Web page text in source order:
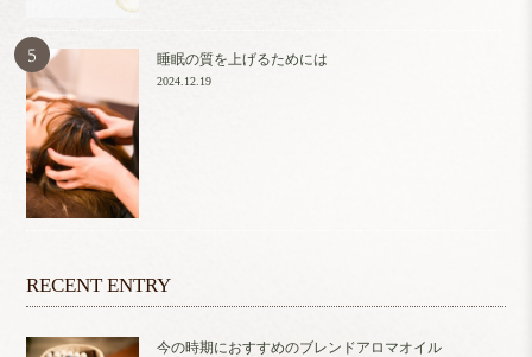
睡眠の質を上げるためには
2024.12.19
RECENT ENTRY
今の時期におすすめのブレンドアロマオイル